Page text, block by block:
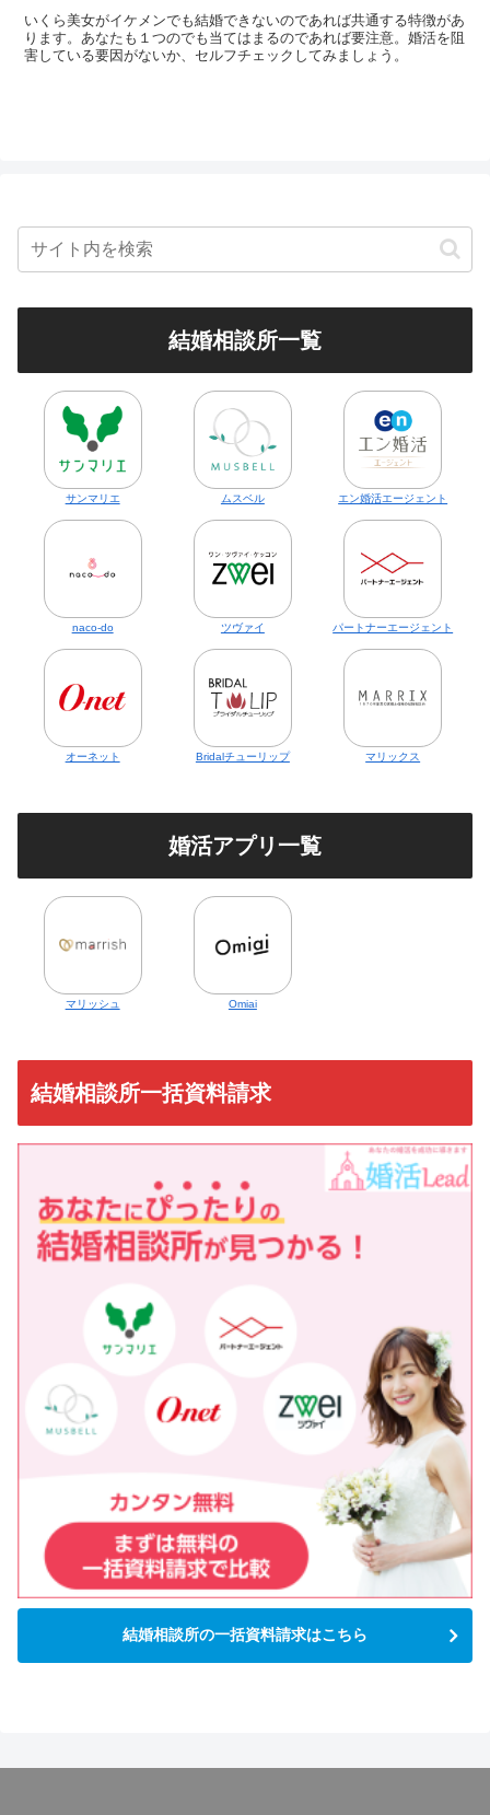
いくら美女がイケメンでも結婚できないのであれば共通する特徴があ
ります。あなたも１つのでも当てはまるのであれば要注意。婚活を阻
害している要因がないか、セルフチェックしてみましょう。
結婚相談所一覧
サンマリエ ムスベル エン婚活エージェント
naco-do ツヴァイ パートナーエージェント
オーネット Bridalチューリップ マリックス
婚活アプリ一覧
マリッシュ Omiai
結婚相談所一括資料請求
結婚相談所の一括資料請求はこちら